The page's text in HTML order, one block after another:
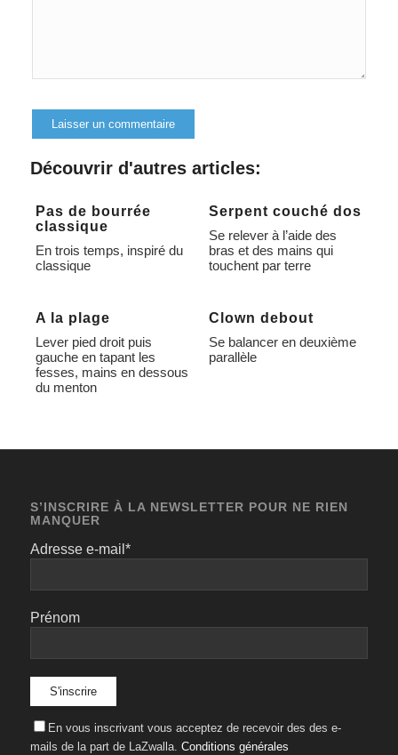
Alternative:
Découvrir d'autres articles:
Pas de bourrée
classique
En trois temps, inspiré du
classique
Serpent couché dos
Se relever à l’aide des
bras et des mains qui
touchent par terre
A la plage
Lever pied droit puis
gauche en tapant les
fesses, mains en dessous
du menton
Clown debout
Se balancer en deuxième
parallèle
S’INSCRIRE À LA NEWSLETTER POUR NE RIEN
MANQUER
Adresse e-mail*
Prénom
En vous inscrivant vous acceptez de recevoir des des e-
mails de la part de LaZwalla. Conditions générales